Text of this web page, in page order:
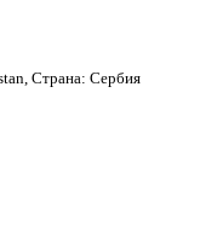
Страна: Сербия